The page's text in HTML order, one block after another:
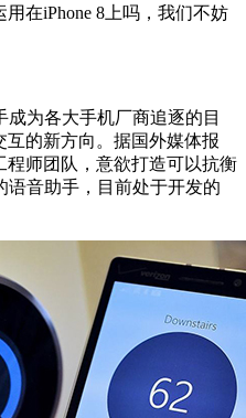
在iPhone 8上吗，我们不妨
为各大手机厂商追逐的目
的新方向。据国外媒体报
师团队，意欲打造可以抗衡
语音助手，目前处于开发的